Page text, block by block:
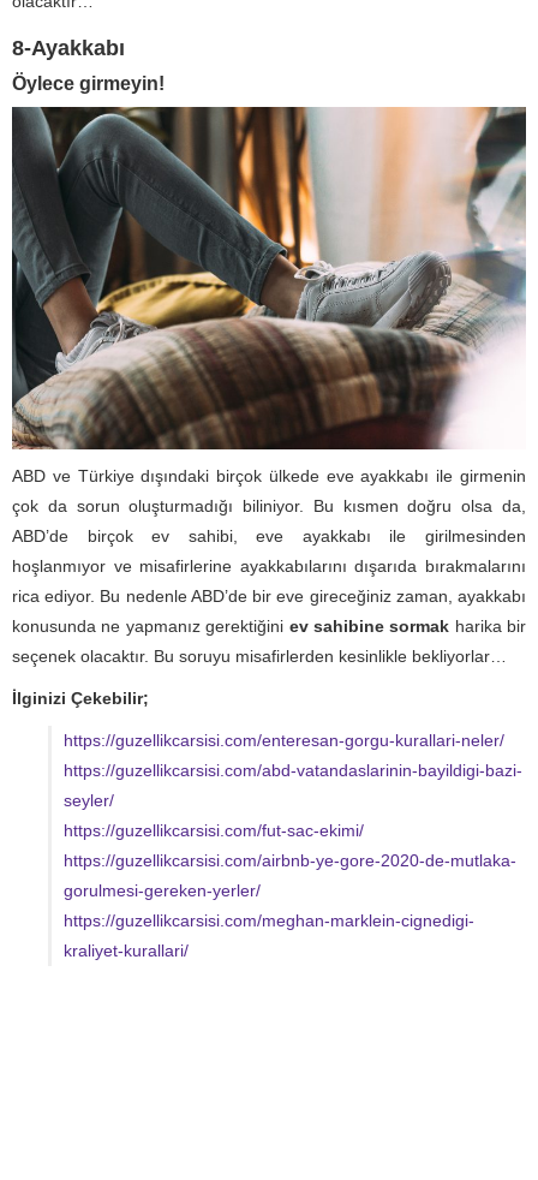
8-Ayakkabı
Öylece girmeyin!
ABD ve Türkiye dışındaki birçok ülkede eve ayakkabı ile girmenin
çok da sorun oluşturmadığı biliniyor. Bu kısmen doğru olsa da,
ABD’de birçok ev sahibi, eve ayakkabı ile girilmesinden
hoşlanmıyor ve misafirlerine ayakkabılarını dışarıda bırakmalarını
rica ediyor. Bu nedenle ABD’de bir eve gireceğiniz zaman, ayakkabı
konusunda ne yapmanız gerektiğini ev sahibine sormak harika bir
seçenek olacaktır. Bu soruyu misafirlerden kesinlikle bekliyorlar…
İlginizi Çekebilir;
https://guzellikcarsisi.com/enteresan-gorgu-kurallari-neler/
https://guzellikcarsisi.com/abd-vatandaslarinin-bayildigi-bazi-
seyler/
https://guzellikcarsisi.com/fut-sac-ekimi/
https://guzellikcarsisi.com/airbnb-ye-gore-2020-de-mutlaka-
gorulmesi-gereken-yerler/
https://guzellikcarsisi.com/meghan-marklein-cignedigi-
kraliyet-kurallari/